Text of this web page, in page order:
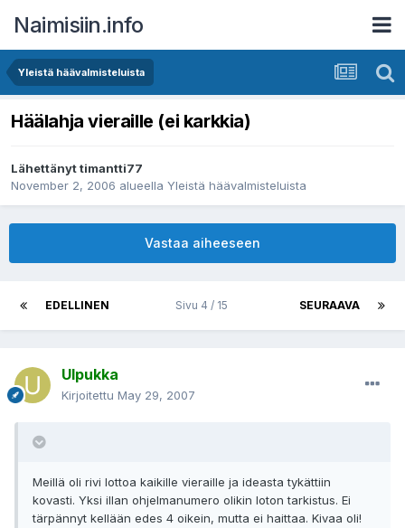
Naimisiin.info
Yleistä häävalmisteluista
Häälahja vieraille (ei karkkia)
Lähettänyttimantti77
November 2, 2006 alueella Yleistä häävalmisteluista
Vastaa aiheeseen
EDELLINEN SEURAAVA
Sivu 4 / 15
Ulpukka
Kirjoitettu May 29, 2007
Meillä oli rivi lottoa kaikille vieraille ja ideasta tykättiin
kovasti. Yksi illan ohjelmanumero olikin loton tarkistus. Ei
tärpännyt kellään edes 4 oikein, mutta ei haittaa. Kivaa oli!